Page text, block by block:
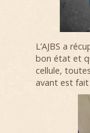
L’AJBS a
bon état et
cellule,
avant est fait